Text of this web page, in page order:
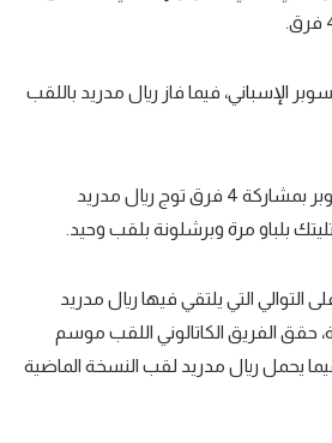
بـ14 لقبا للسوبر الإسباني، فيما فاز ريال مدريد باللقب
وفي النسخة الحديثة للسوبر بمشاركة 4 فرق توج ريال مدريد
التوالي التي يلتقي فيها ريال مدريد
حقق الفريق الكاتالوني اللقب موسم
- 2023 بالفوز 3-1، فيما يحمل ريال مدريد لقب النسخة الماضية